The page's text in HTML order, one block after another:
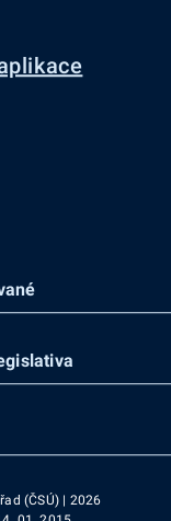
(ČSÚ) | 2026